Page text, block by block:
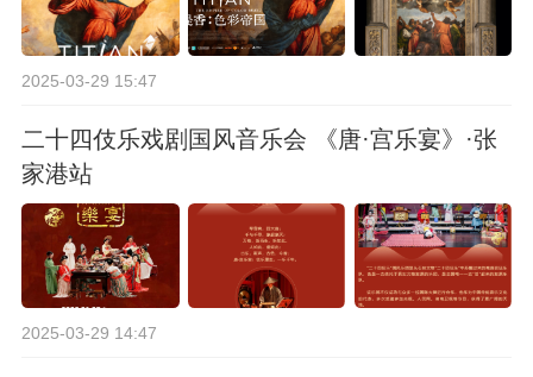
2025-03-29 15:47
二十四伎乐戏剧国风音乐会 《唐·宫乐宴》·张
家港站
2025-03-29 14:47